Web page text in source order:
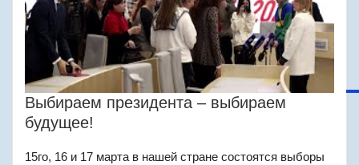
Выбираем президента – выбираем
будущее!
15го, 16 и 17 марта в нашей стране состоятся выборы